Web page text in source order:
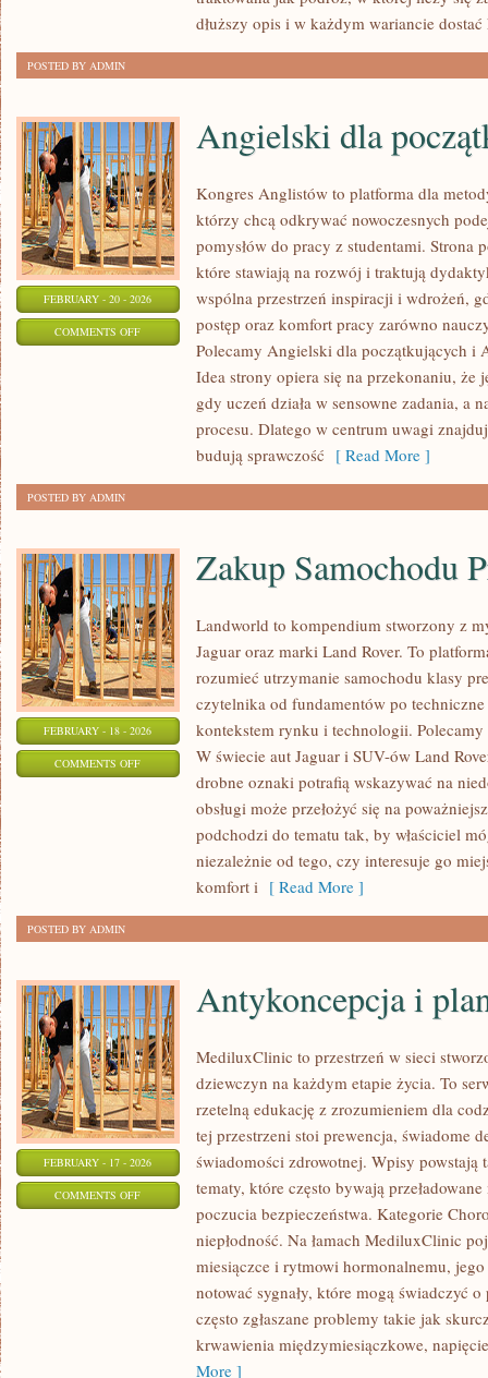
dłuższy opis i w każdym wariancie
POSTED BY ADMIN
FEBRUARY - 20 - 2026
COMMENTS OFFON
ANGIELSKI
POCZĄTKUJĄCYCH
Angielski dla
Kongres Anglistów to platforma dla
którzy chcą odkrywać nowoczesnych
pomysłów do pracy z studentami. Strona
które stawiają na rozwój i traktują
wspólna przestrzeń inspiracji i wdrożeń,
postęp oraz komfort pracy zarówno
Polecamy Angielski dla początkujących i
Idea strony opiera się na przekonaniu, że
gdy uczeń działa w sensowne zadania, a
procesu. Dlatego w centrum uwagi
budują sprawczość [ Read More ]
POSTED BY ADMIN
FEBRUARY - 18 - 2026
COMMENTS OFFON
SAMOCHODU
Zakup Samochodu
Landworld to kompendium stworzony z
Jaguar oraz marki Land Rover. To
rozumieć utrzymanie samochodu klasy
czytelnika od fundamentów po
kontekstem rynku i technologii.
W świecie aut Jaguar i SUV-ów Land
drobne oznaki potrafią wskazywać na
obsługi może przełożyć się na
podchodzi do tematu tak, by właściciel
niezależnie od tego, czy interesuje go
komfort i [ Read More ]
POSTED BY ADMIN
FEBRUARY - 17 - 2026
COMMENTS OFFON
ANTYKONCEPCJA
PLANOWANIE
Antykoncepcja i
MediluxClinic to przestrzeń w sieci
dziewczyn na każdym etapie życia. To
rzetelną edukację z zrozumieniem dla
tej przestrzeni stoi prewencja, świadome
świadomości zdrowotnej. Wpisy powstają
tematy, które często bywają
poczucia bezpieczeństwa. Kategorie
niepłodność. Na łamach MediluxClinic
miesiączce i rytmowi hormonalnemu,
notować sygnały, które mogą świadczyć
często zgłaszane problemy takie jak
krwawienia międzymiesiączkowe,
More ]